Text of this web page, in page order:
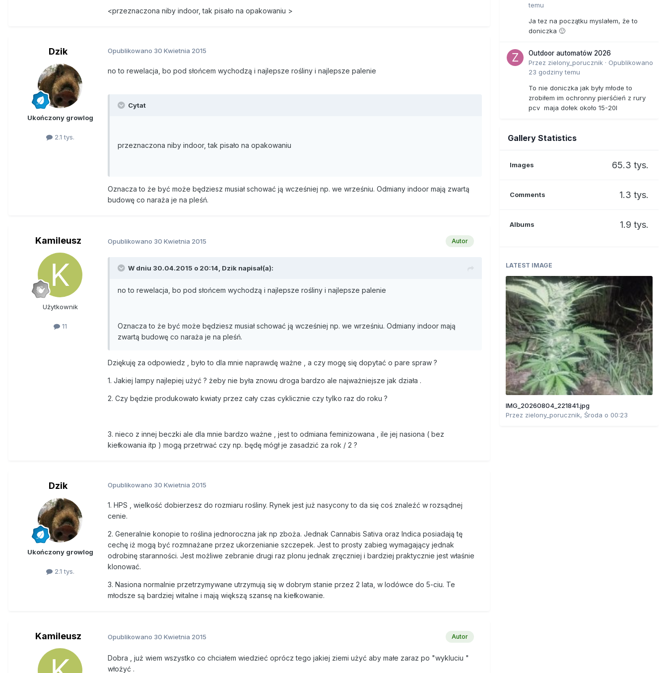
<przeznaczona niby indoor, tak pisało na opakowaniu >
Dzik
Ukończony growlog
2.1 tys.
Opublikowano 30 Kwietnia 2015
no to rewelacja, bo pod słońcem wychodzą i najlepsze rośliny i najlepsze palenie
Cytat
przeznaczona niby indoor, tak pisało na opakowaniu
Oznacza to że być może będziesz musiał schować ją wcześniej np. we wrześniu. Odmiany indoor mają zwartą
budowę co naraża je na pleśń.
Kamileusz
Użytkownik
11
Autor
Opublikowano 30 Kwietnia 2015
W dniu 30.04.2015 o 20:14, Dzik napisał(a):
no to rewelacja, bo pod słońcem wychodzą i najlepsze rośliny i najlepsze palenie
Oznacza to że być może będziesz musiał schować ją wcześniej np. we wrześniu. Odmiany indoor mają
zwartą budowę co naraża je na pleśń.
Dziękuję za odpowiedz , było to dla mnie naprawdę ważne , a czy mogę się dopytać o pare spraw ?
1. Jakiej lampy najlepiej użyć ? żeby nie była znowu droga bardzo ale najważniejsze jak działa .
2. Czy będzie produkowało kwiaty przez cały czas cyklicznie czy tylko raz do roku ?
3. nieco z innej beczki ale dla mnie bardzo ważne , jest to odmiana feminizowana , ile jej nasiona ( bez
kiełkowania itp ) mogą przetrwać czy np. będę mógł je zasadzić za rok / 2 ?
Dzik
Ukończony growlog
2.1 tys.
Opublikowano 30 Kwietnia 2015
1. HPS , wielkość dobierzesz do rozmiaru rośliny. Rynek jest już nasycony to da się coś znaleźć w rozsądnej
cenie.
2. Generalnie konopie to roślina jednoroczna jak np zboża. Jednak Cannabis Sativa oraz Indica posiadają tę
cechę iż mogą być rozmnażane przez ukorzenianie szczepek. Jest to prosty zabieg wymagający jednak
odrobinę staranności. Jest możliwe zebranie drugi raz plonu jednak zręczniej i bardziej praktycznie jest właśnie
klonować.
3. Nasiona normalnie przetrzymywane utrzymują się w dobrym stanie przez 2 lata, w lodówce do 5-ciu. Te
młodsze są bardziej witalne i mają większą szansę na kiełkowanie.
Kamileusz Autor
Opublikowano 30 Kwietnia 2015
Dobra , już wiem wszystko co chciałem wiedzieć oprócz tego jakiej ziemi użyć aby małe zaraz po "wykluciu "
włożyć .
temu
Ja tez na początku myslałem, że to
doniczka 🙂
Outdoor automatów 2026
Przez zielony_porucznik · Opublikowano
23 godziny temu
To nie doniczka jak były młode to
zrobiłem im ochronny pierśćień z rury
pcv maja dołek około 15-20l
Gallery Statistics
Images 65.3 tys.
Comments 1.3 tys.
Albums 1.9 tys.
LATEST IMAGE
IMG_20260804_221841.jpg
Przez zielony_porucznik, Środa o 00:23